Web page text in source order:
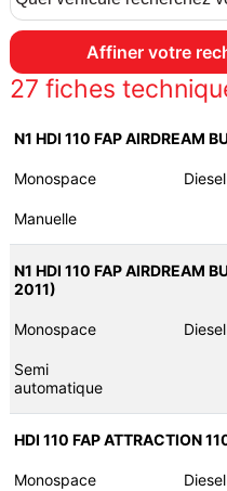
27 fiches
N1 HDI 110 FAP AIRDREAM
Monospace Diesel
Manuelle
N1 HDI 110 FAP AIRDREAM
2011)
Monospace Diesel
Semi
automatique
HDI 110 FAP ATTRACTION
Monospace Diesel